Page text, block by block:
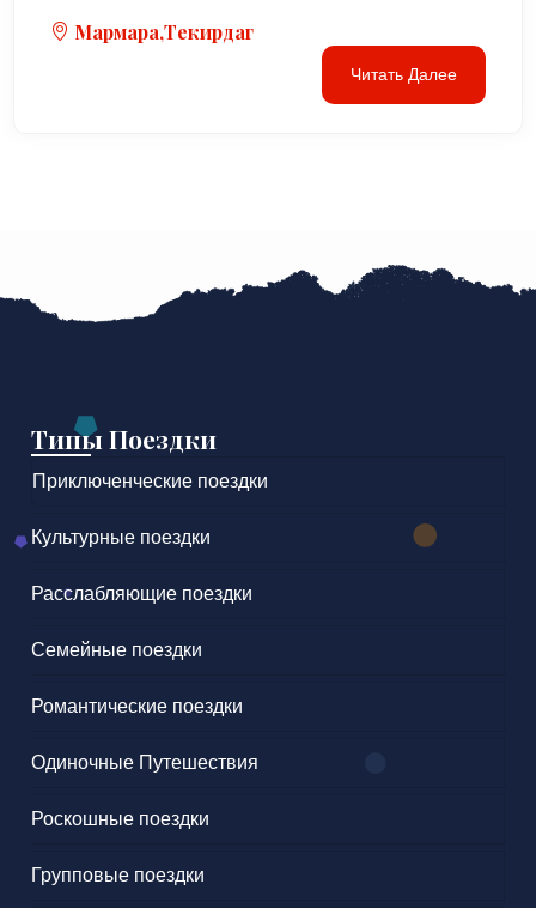
Мармара,Текирдаг
Читать Далее
Типы Поездки
Приключенческие поездки
Культурные поездки
Расслабляющие поездки
Семейные поездки
Романтические поездки
Одиночные Путешествия
Роскошные поездки
Групповые поездки